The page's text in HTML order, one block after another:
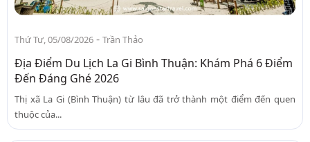
Thứ Tư, 05/08/2026 - Trần Thảo
Địa Điểm Du Lịch La Gi Bình Thuận: Khám Phá 6 Điểm
Đến Đáng Ghé 2026
Thị xã La Gi (Bình Thuận) từ lâu đã trở thành một điểm đến quen
thuộc của...